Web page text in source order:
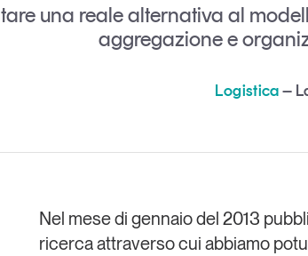
Chi
racconta in modo
del largo consumo e
una reale alternativa al
aggregazione e
Logistica
Nel mese di gennaio del 2013
ricerca attraverso cui abbiamo